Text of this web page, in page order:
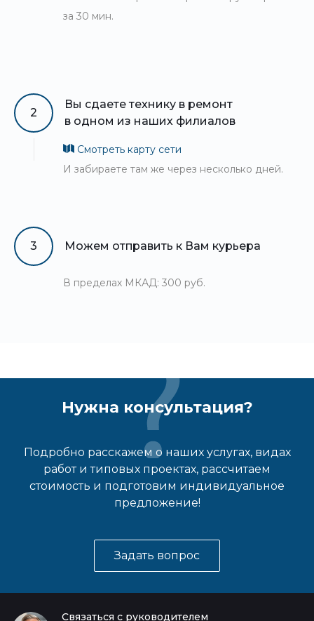
за 30 мин.
2
Вы сдаете технику в ремонт
в одном из наших филиалов
Смотреть карту сети
И забираете там же через несколько дней.
3 Можем отправить к Вам курьера
В пределах МКАД: 300 руб.
Нужна консультация?
Подробно расскажем о наших услугах, видах
работ и типовых проектах, рассчитаем
стоимость и подготовим индивидуальное
предложение!
Задать вопрос
Связаться с руководителем